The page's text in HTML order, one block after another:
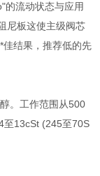
的流动状态与应用
尼板这使主级阀芯
佳结果，推荐低的先
。工作范围从500
至13cSt (245至70S